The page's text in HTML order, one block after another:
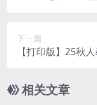
下一篇
【打印版】25秋
137 页）在线下载
相关文章